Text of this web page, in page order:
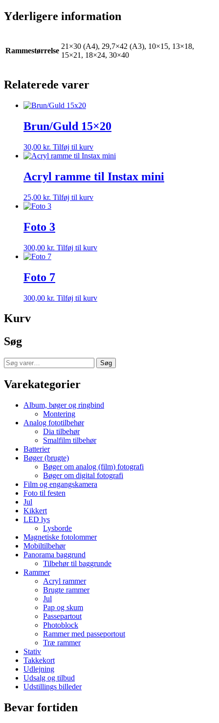
Yderligere information
Rammestørrelse
21×30 (A4), 29,7×42 (A3), 10×15, 13×18,
15×21, 18×24, 30×40
Relaterede varer
Brun/Guld 15×20
30,00 kr. Tilføj til kurv
Acryl ramme til Instax mini
25,00 kr. Tilføj til kurv
Foto 3
300,00 kr. Tilføj til kurv
Foto 7
300,00 kr. Tilføj til kurv
Kurv
Søg
Søg
efter:
Søg
Varekategorier
Album, bøger og ringbind
Montering
Analog fototilbehør
Dia tilbehør
Smalfilm tilbehør
Batterier
Bøger (brugte)
Bøger om analog (film) fotografi
Bøger om digital fotografi
Film og engangskamera
Foto til festen
Jul
Kikkert
LED lys
Lysborde
Magnetiske fotolommer
Mobiltilbehør
Panorama baggrund
Tilbehør til baggrunde
Rammer
Acryl rammer
Brugte rammer
Jul
Pap og skum
Passepartout
Photoblock
Rammer med passeportout
Træ rammer
Stativ
Takkekort
Udlejning
Udsalg og tilbud
Udstillings billeder
Bevar fortiden